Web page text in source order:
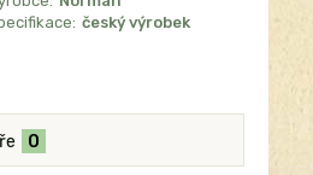
český výrobek
0